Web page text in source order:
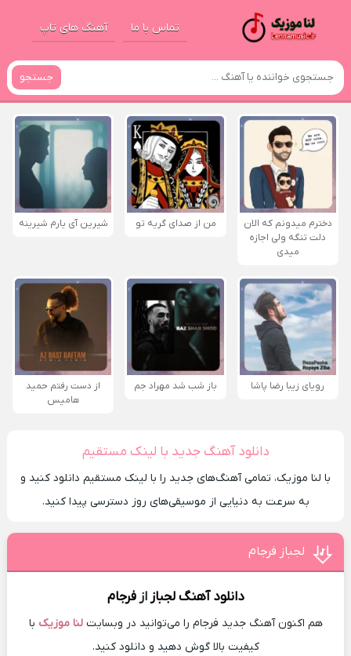
تماس با ما آهنگ های تاپ
جستجو
دخترم میدونم که الان
دلت تنگه ولی اجازه
میدی
من از صدای گريه تو شیرین آی یارم شیرینه
رویای زیبا رضا پاشا باز شب شد مهراد جم
از دست رفتم حمید
هامیس
دانلود آهنگ جدید با لینک مستقیم
با لنا موزیک، تمامی آهنگ‌های جدید را با لینک مستقیم دانلود کنید و
به سرعت به دنیایی از موسیقی‌های روز دسترسی پیدا کنید.
لجباز فرجام
دانلود آهنگ لجبازازفرجام
هم اکنون آهنگ جدید فرجام را می‌توانید در وبسایتلنا موزیک با
کیفیت بالا گوش دهید و دانلود کنید.